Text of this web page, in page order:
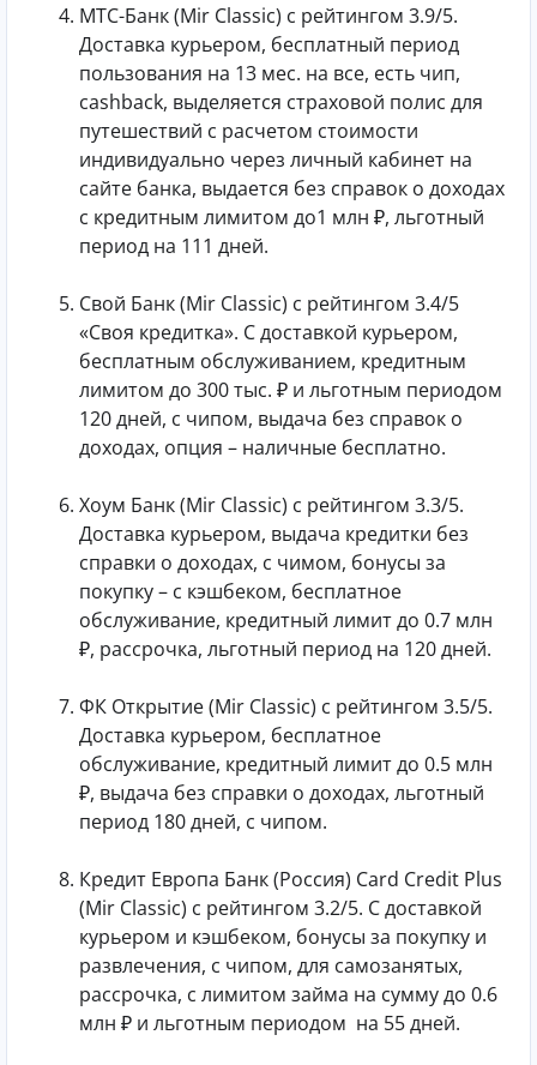
МТС-Банк (Mir Classic) с рейтингом 3.9/5.
Доставка курьером, бесплатный период
пользования на 13 мес. на все, есть чип,
cashback, выделяется страховой полис для
путешествий с расчетом стоимости
индивидуально через личный кабинет на
сайте банка, выдается без справок о доходах
с кредитным лимитом до1 млн ₽, льготный
период на 111 дней.
Свой Банк (Mir Classic) с рейтингом 3.4/5
«Своя кредитка». С доставкой курьером,
бесплатным обслуживанием, кредитным
лимитом до 300 тыс. ₽ и льготным периодом
120 дней, с чипом, выдача без справок о
доходах, опция – наличные бесплатно.
Хоум Банк (Mir Classic) с рейтингом 3.3/5.
Доставка курьером, выдача кредитки без
справки о доходах, с чимом, бонусы за
покупку – с кэшбеком, бесплатное
обслуживание, кредитный лимит до 0.7 млн
₽, рассрочка, льготный период на 120 дней.
ФК Открытие (Mir Classic) с рейтингом 3.5/5.
Доставка курьером, бесплатное
обслуживание, кредитный лимит до 0.5 млн
₽, выдача без справки о доходах, льготный
период 180 дней, с чипом.
Кредит Европа Банк (Россия) Card Credit Plus
(Mir Classic) с рейтингом 3.2/5. С доставкой
курьером и кэшбеком, бонусы за покупку и
развлечения, с чипом, для самозанятых,
рассрочка, с лимитом займа на сумму до 0.6
млн ₽ и льготным периодом на 55 дней.